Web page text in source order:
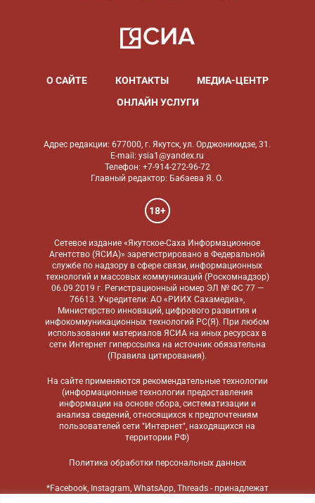
О САЙТЕ КОНТАКТЫ
МЕДИА-ЦЕНТР
ОНЛАЙН УСЛУГИ
Адрес редакции: 677000, г. Якутск, ул. Орджоникидзе, 31.
E-mail: ysia1@yandex.ru
Телефон: +7-914-272-96-72
Главный редактор: Бабаева Я. О.
18+
Сетевое издание «Якутское-Саха Информационное
Агентство (ЯСИА)» зарегистрировано в Федеральной
службе по надзору в сфере связи, информационных
технологий и массовых коммуникаций (Роскомнадзор)
06.09.2019 г. Регистрационный номер ЭЛ № ФС 77 —
76613. Учредители: АО «РИИХ Сахамедиа»,
Министерство инноваций, цифрового развития и
инфокоммуникационных технологий РС(Я). При любом
использовании материалов ЯСИА на иных ресурсах в
сети Интернет гиперссылка на источник обязательна
(Правила цитирования).
На сайте применяются рекомендательные технологии
(информационные технологии предоставления
информации на основе сбора, систематизации и
анализа сведений, относящихся к предпочтениям
пользователей сети "Интернет", находящихся на
территории РФ)
Политика обработки персональных данных
*Facebook, Instagram, WhatsApp, Threads - принадлежат